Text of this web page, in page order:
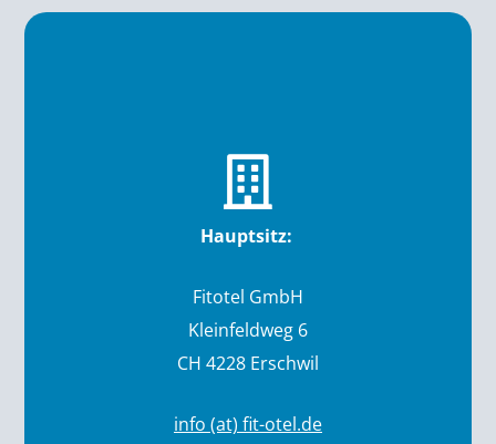
Hauptsitz:
Fitotel GmbH
Kleinfeldweg 6
CH 4228 Erschwil
info (at) fit-otel.de